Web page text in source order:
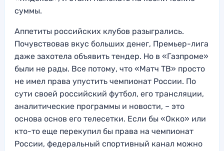
суммы.
Аппетиты российских клубов разыгрались.
Почувствовав вкус больших денег, Премьер-лига
даже захотела объявить тендер. Но в «Газпроме»
были не рады. Все потому, что «Матч ТВ» просто
не имел права упустить чемпионат России. По
сути своей российский футбол, его трансляции,
аналитические программы и новости, – это
основа основ его телесетки. Если бы «Окко» или
кто-то еще перекупил бы права на чемпионат
России, федеральный спортивный канал можно